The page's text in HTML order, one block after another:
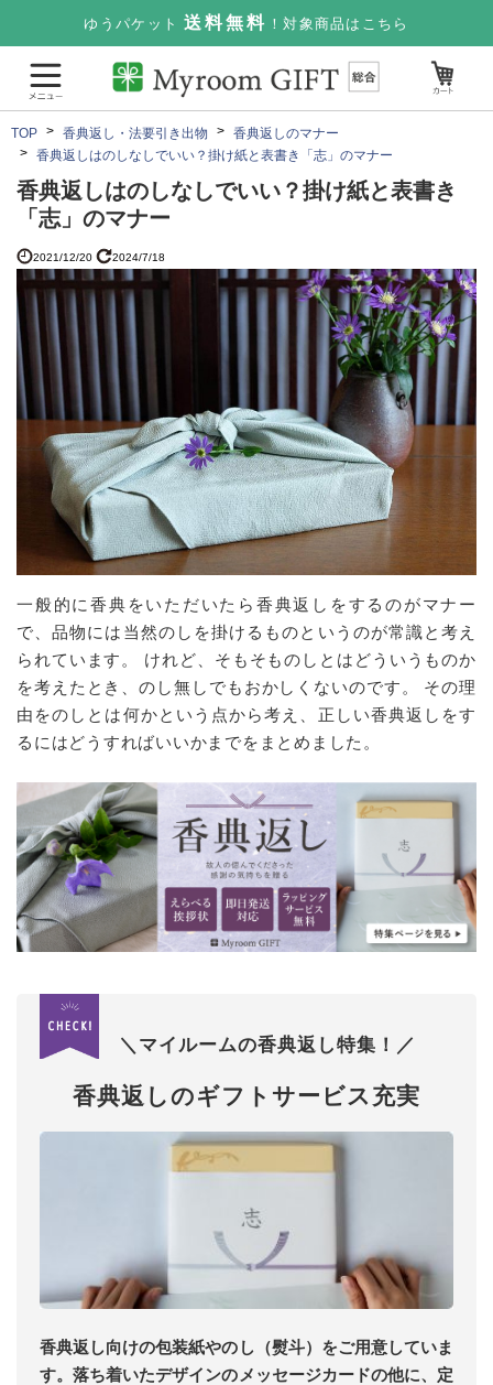
ゆうパケット 送料無料 ！対象商品はこちら
TOP 香典返し・法要引き出物
香典返しのマナー
香典返しはのしなしでいい？掛け紙と表書き「志」のマナー
香典返しはのしなしでいい？掛け紙と表書き
「志」のマナー
2021/12/20 2024/7/18
一般的に香典をいただいたら香典返しをするのがマナー
で、品物には当然のしを掛けるものというのが常識と考え
られています。 けれど、そもそものしとはどういうものか
を考えたとき、のし無しでもおかしくないのです。 その理
由をのしとは何かという点から考え、正しい香典返しをす
るにはどうすればいいかまでをまとめました。
＼マイルームの香典返し特集！／
香典返しのギフトサービス充実
香典返し向けの包装紙やのし（熨斗）をご用意していま
す。落ち着いたデザインのメッセージカードの他に、定